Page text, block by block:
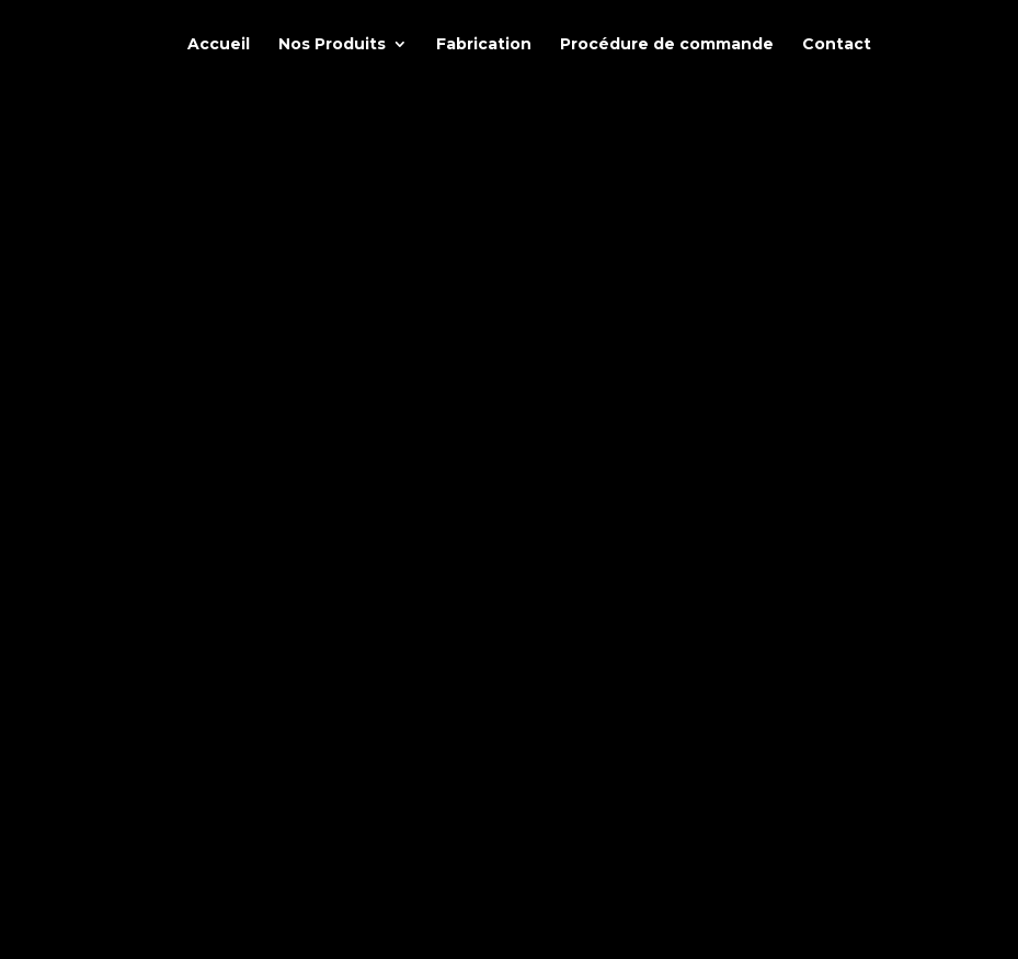
Accueil Nos Produits Fabrication Procédure de commande Contact